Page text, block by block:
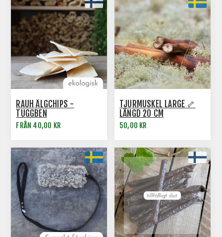
RAUH ÄLGCHIPS -
TUGGBEN
FRÅN 40,00 KR
TJURMUSKEL LARGE 🦴
LÄNGD 20 CM
50,00 KR